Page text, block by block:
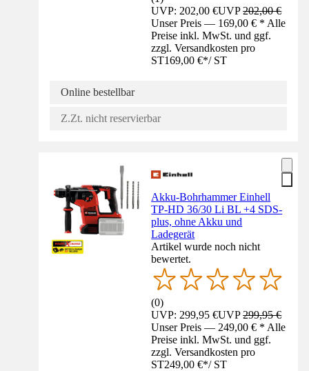
UVP: 202,00 €UVP202,00 €
Unser Preis — 169,00 € * Alle
Preise inkl. MwSt. und ggf.
zzgl. Versandkosten pro
ST169,00 €*/ ST
Online bestellbar
Z.Zt. nicht reservierbar
Akku-Bohrhammer Einhell
TP-HD 36/30 Li BL +4 SDS-
plus, ohne Akku und
Ladegerät
Artikel wurde noch nicht
bewertet.
(0)
UVP: 299,95 €UVP299,95 €
Unser Preis — 249,00 € * Alle
Preise inkl. MwSt. und ggf.
zzgl. Versandkosten pro
ST249,00 €*/ ST